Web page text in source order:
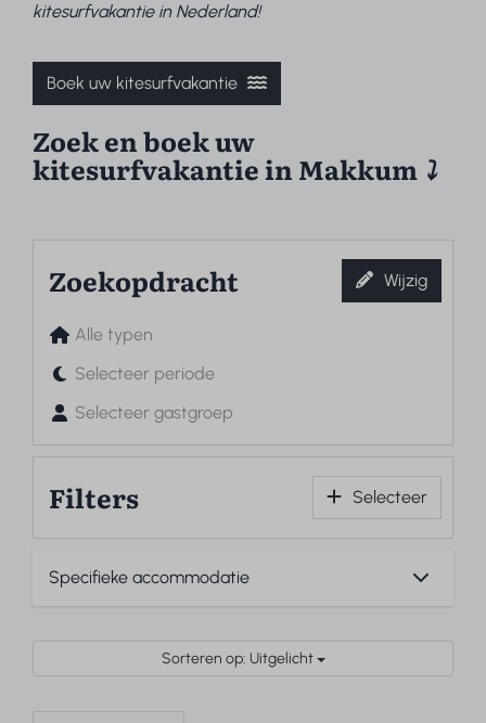
kitesurfvakantie in Nederland!
Boek uw kitesurfvakantie
Zoek en boek uw
kitesurfvakantie in Makkum ⤵︎
Zoekopdracht Wijzig
Alle typen
Selecteer periode
Selecteer gastgroep
Filters Selecteer
Sorteren op: Uitgelicht